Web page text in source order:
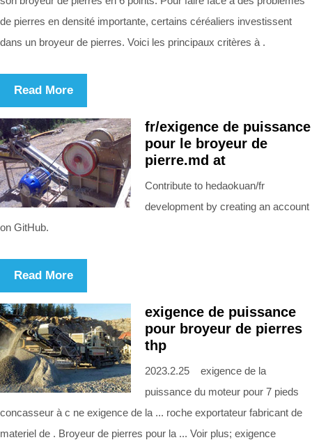
de pierres en densité importante, certains céréaliers investissent
dans un broyeur de pierres. Voici les principaux critères à .
Read More
fr/exigence de puissance
pour le broyeur de
pierre.md at
Contribute to hedaokuan/fr
development by creating an account
on GitHub.
Read More
exigence de puissance
pour broyeur de pierres
thp
2023.2.25 exigence de la
puissance du moteur pour 7 pieds
concasseur à c ne exigence de la ... roche exportateur fabricant de
materiel de . Broyeur de pierres pour la ... Voir plus; exigence